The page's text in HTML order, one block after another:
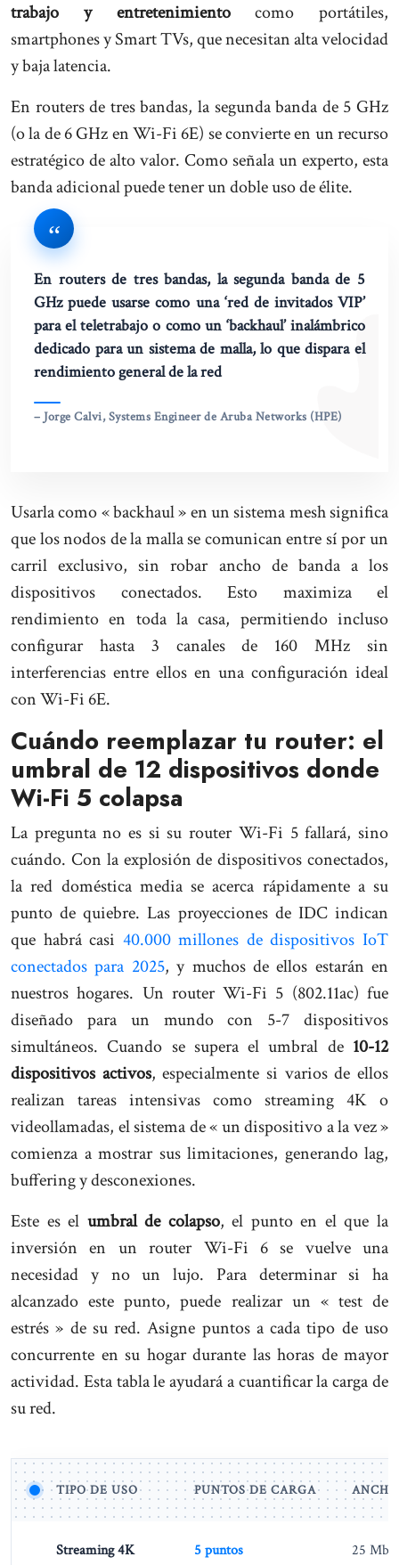
trabajo y entretenimientocomo portátiles,
smartphones y Smart TVs, que necesitan alta velocidad
y baja latencia.
En routers de tres bandas, la segunda banda de 5 GHz
(o la de 6 GHz en Wi-Fi 6E) se convierte en un recurso
estratégico de alto valor. Como señala un experto, esta
banda adicional puede tener un doble uso de élite.
En routers de tres bandas, la segunda banda de 5
GHz puede usarse como una ‘red de invitados VIP’
para el teletrabajo o como un ‘backhaul’ inalámbrico
dedicado para un sistema de malla, lo que dispara el
rendimiento general de la red
– Jorge Calvi, Systems Engineer de Aruba Networks (HPE)
Usarla como « backhaul » en un sistema mesh significa
que los nodos de la malla se comunican entre sí por un
carril exclusivo, sin robar ancho de banda a los
dispositivos conectados. Esto maximiza el
rendimiento en toda la casa, permitiendo incluso
configurar hasta 3 canales de 160 MHz sin
interferencias entre ellos en una configuración ideal
con Wi-Fi 6E.
Cuándo reemplazar tu router: el
umbral de 12 dispositivos donde
Wi-Fi 5 colapsa
La pregunta no es si su router Wi-Fi 5 fallará, sino
cuándo. Con la explosión de dispositivos conectados,
la red doméstica media se acerca rápidamente a su
punto de quiebre. Las proyecciones de IDC indican
que habrá casi 40.000 millones de dispositivos IoT
conectados para 2025, y muchos de ellos estarán en
nuestros hogares. Un router Wi-Fi 5 (802.11ac) fue
diseñado para un mundo con 5-7 dispositivos
simultáneos. Cuando se supera el umbral de 10-12
dispositivos activos, especialmente si varios de ellos
realizan tareas intensivas como streaming 4K o
videollamadas, el sistema de « un dispositivo a la vez »
comienza a mostrar sus limitaciones, generando lag,
buffering y desconexiones.
Este es el umbral de colapso, el punto en el que la
inversión en un router Wi-Fi 6 se vuelve una
necesidad y no un lujo. Para determinar si ha
alcanzado este punto, puede realizar un « test de
estrés » de su red. Asigne puntos a cada tipo de uso
concurrente en su hogar durante las horas de mayor
actividad. Esta tabla le ayudará a cuantificar la carga de
su red.
TIPO DE USO PUNTOS DE CARGA
Streaming 4K 5 puntos 25